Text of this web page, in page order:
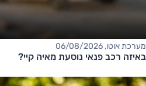
מערכת אוטו, 06/08/2026
באיזה רכב פנאי נוסעת מאיה קיי?